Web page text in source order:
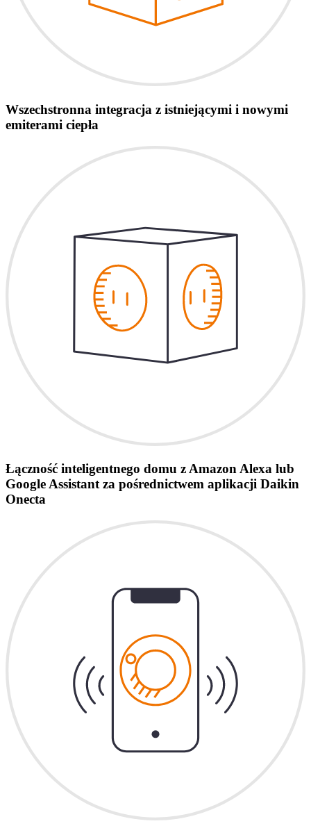
Wszechstronna integracja z istniejącymi i nowymi
emiterami ciepła
Łączność inteligentnego domu z Amazon Alexa lub
Google Assistant za pośrednictwem aplikacji Daikin
Onecta